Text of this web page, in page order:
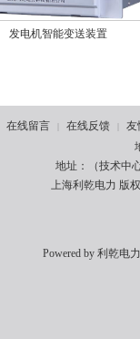
发电机智能变送装置
在线留言 在线反馈
友
地址：（技术中
上海利乾电力 版
Powered by 利乾电